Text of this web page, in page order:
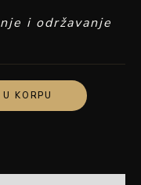
i održavanje
KORPU